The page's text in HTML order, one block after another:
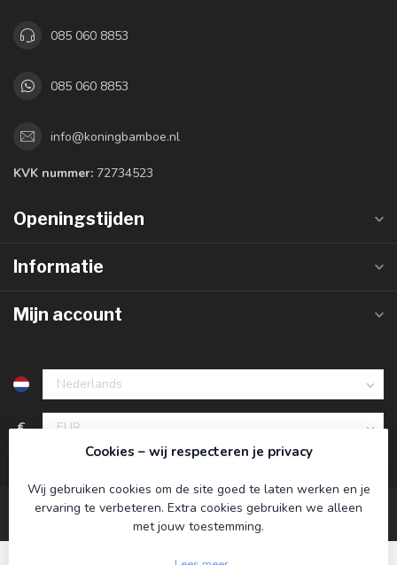
085 060 8853
085 060 8853
info@koningbamboe.nl
KVK nummer: 72734523
Openingstijden
Informatie
Mijn account
€
Cookies – wij respecteren je privacy
Wij gebruiken cookies om de site goed te laten werken en je
ervaring te verbeteren. Extra cookies gebruiken we alleen
met jouw toestemming.